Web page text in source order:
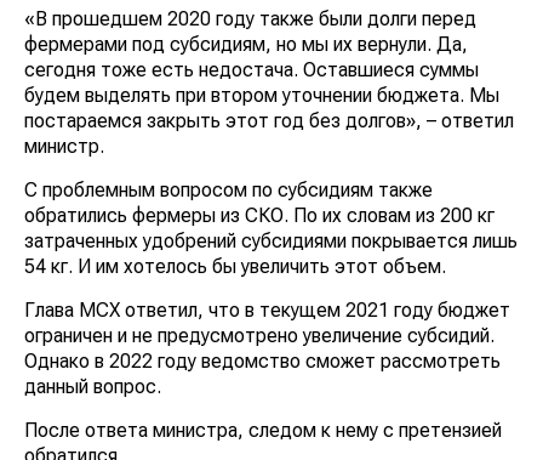
«В прошедшем 2020 году также были долги перед
фермерами под субсидиям, но мы их вернули. Да,
сегодня тоже есть недостача. Оставшиеся суммы
будем выделять при втором уточнении бюджета. Мы
постараемся закрыть этот год без долгов», – ответил
министр.
С проблемным вопросом по субсидиям также
обратились фермеры из СКО. По их словам из 200 кг
затраченных удобрений субсидиями покрывается лишь
54 кг. И им хотелось бы увеличить этот объем.
Глава МСХ ответил, что в текущем 2021 году бюджет
ограничен и не предусмотрено увеличение субсидий.
Однако в 2022 году ведомство сможет рассмотреть
данный вопрос.
После ответа министра, следом к нему с претензией